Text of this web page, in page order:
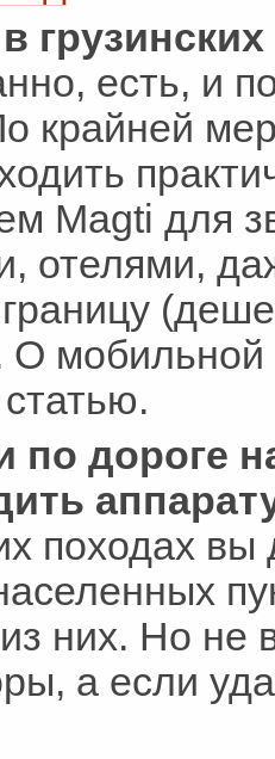
есть, и
крайней
Magti для
отелями,
границу
О
по дороге
походах
них. Но не
а если